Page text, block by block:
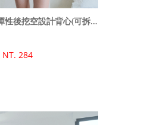
自訂款-彈性後挖空設計背心(可拆)(原價580特價490)
NT. 284